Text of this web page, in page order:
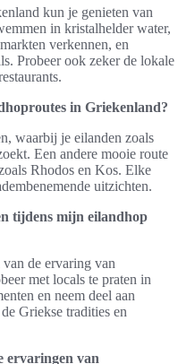
kun je genieten van
in kristalhelder water,
verkennen, en
Probeer ook zeker de lokale
in Griekenland?
waarbij je eilanden zoals
Een andere mooie route
Rhodos en Kos. Elke
uitzichten.
tijdens mijn eilandhop
de ervaring van
met locals te praten in
en neem deel aan
Griekse tradities en
ervaringen van